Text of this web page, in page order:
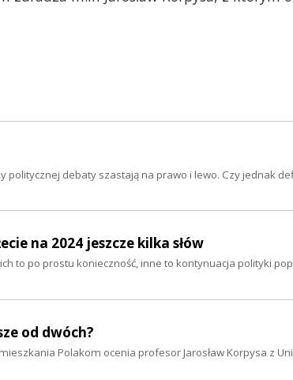
politycznej debaty szastają na prawo i lewo. Czy jednak
na 2024 jeszcze kilka słów
to po prostu konieczność, inne to kontynuacja polityki
od dwóch?
Polakom ocenia profesor Jarosław Korpysa z